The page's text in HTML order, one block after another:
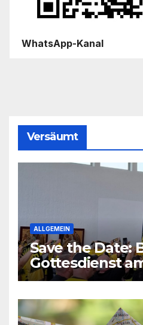
WhatsApp-Kanal
Versäumt
ALLGEMEIN
Save the Date:
Gottesdienst
2026